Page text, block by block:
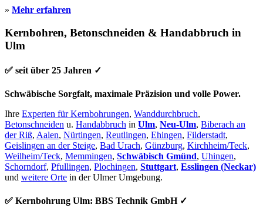
» Mehr erfahren
Kernbohren, Betonschneiden & Handabbruch in
Ulm
✅ seit über 25 Jahren ✓
Schwäbische Sorgfalt, maximale Präzision und volle Power.
Ihre Experten für Kernbohrungen, Wanddurchbruch,
Betonschneiden u. Handabbruch in Ulm, Neu-Ulm, Biberach an
der Riß, Aalen, Nürtingen, Reutlingen, Ehingen, Filderstadt,
Geislingen an der Steige, Bad Urach, Günzburg, Kirchheim/Teck,
Weilheim/Teck, Memmingen, Schwäbisch Gmünd, Uhingen,
Schorndorf, Pfullingen, Plochingen, Stuttgart, Esslingen (Neckar)
und weitere Orte in der Ulmer Umgebung.
✅ Kernbohrung Ulm: BBS Technik GmbH ✓